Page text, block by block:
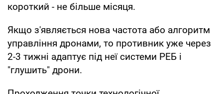
короткий - не більше місяця.
Якщо з'являється нова частота або алгоритм
управління дронами, то противник уже через
2-3 тижні адаптує під неї системи РЕБ і
"глушить" дрони.